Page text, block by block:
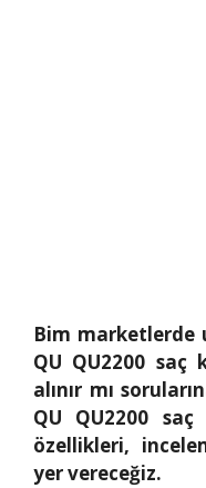
Bim marketlerde
QU QU2200 saç
alınır mı
QU QU2200
özellikleri,
yer vereceğiz.